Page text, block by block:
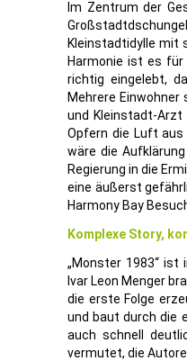
Im Zentrum der
Kleinstadtidylle mit
Harmonie ist es
richtig eingelebt,
Mehrere
und Kleinstadt-Arzt
Opfern die Luft aus
wäre die
Regierung in die
eine äußerst
Harmony Bay
Komplexe Story,
„Monster 1983“ ist
Ivar Leon Menger
die erste Folge
und baut durch die
auch schnell
vermutet, die